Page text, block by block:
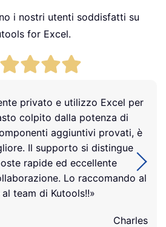
i nostri utenti soddisfatti su
for Excel.
privato e utilizzo Excel per
colpito dalla potenza di
aggiuntivi provati, è
Il supporto si distingue
rapide ed eccellente
Lo raccomando al
team di Kutools!!»
Charles